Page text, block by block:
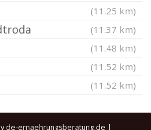
(11.25 km)
(11.37 km)
(11.48 km)
(11.52 km)
(11.52 km)
de-ernaehrungsberatung.de |